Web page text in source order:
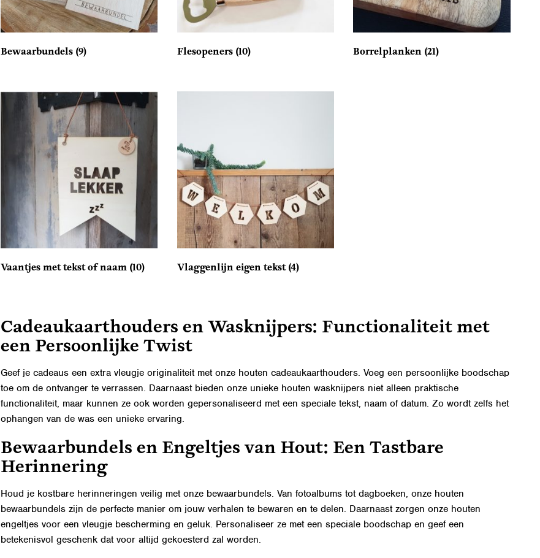
Bewaarbundels (9) Flesopeners (10) Borrelplanken (21)
Vaantjes met tekst of naam (10) Vlaggenlijn eigen tekst (4)
Cadeaukaarthouders en Wasknijpers: Functionaliteit met
een Persoonlijke Twist
Geef je cadeaus een extra vleugje originaliteit met onze houten cadeaukaarthouders. Voeg een persoonlijke boodschap
toe om de ontvanger te verrassen. Daarnaast bieden onze unieke houten wasknijpersniet alleen praktische
functionaliteit, maar kunnen ze ook worden gepersonaliseerd met een speciale tekst, naam of datum. Zo wordt zelfs het
ophangen van de was een unieke ervaring.
Bewaarbundels en Engeltjes van Hout: Een Tastbare
Herinnering
Houd je kostbare herinneringen veilig met onze bewaarbundels. Van fotoalbums tot dagboeken, onze houten
bewaarbundelszijn de perfecte manier om jouw verhalen te bewaren en te delen. Daarnaast zorgen onze houten
engeltjes voor een vleugje bescherming en geluk. Personaliseer ze met een speciale boodschap en geef een
betekenisvol geschenk dat voor altijd gekoesterd zal worden.